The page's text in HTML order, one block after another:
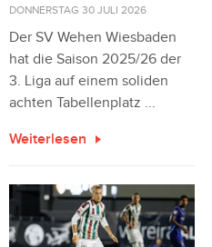
DONNERSTAG 30 JULI 2026
Der SV Wehen Wiesbaden
hat die Saison 2025/26 der
3. Liga auf einem soliden
achten Tabellenplatz ...
Weiterlesen